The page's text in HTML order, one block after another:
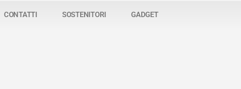
CONTATTI SOSTENITORI GADGET